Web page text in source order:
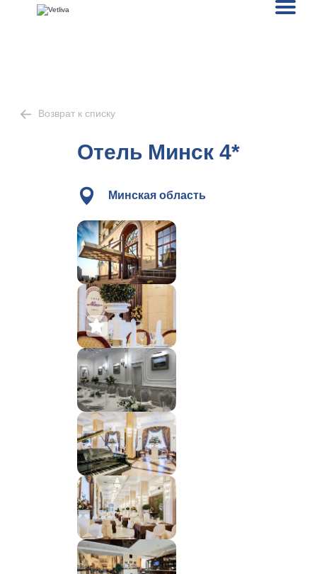
Возврат к списку
Отель Минск 4*
Минская область